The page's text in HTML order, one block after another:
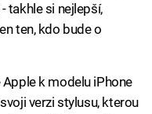
takhle si nejlepší,
ten, kdo bude o
k modelu iPhone
verzi stylusu, kterou